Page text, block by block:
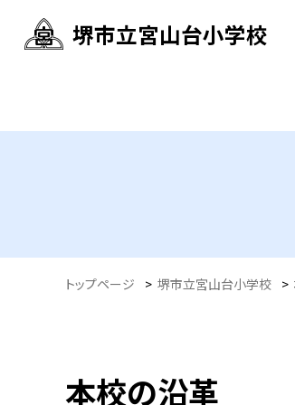
堺市立宮山台小学校
トップページ > 堺市立宮山台小学校 >
本校の沿革